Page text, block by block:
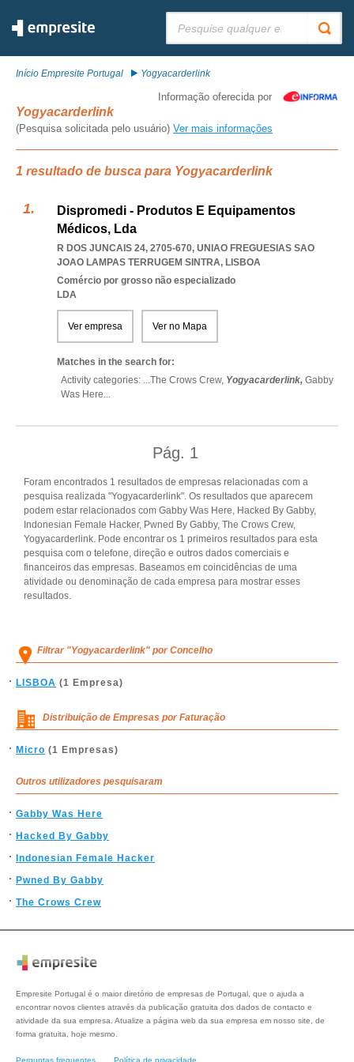
Início Empresite Portugal Yogyacarderlink
Informação oferecida por
Yogyacarderlink
(Pesquisa solicitada pelo usuário) Ver mais informações
1 resultado de busca para Yogyacarderlink
Dispromedi - Produtos E Equipamentos
Médicos, Lda
R DOS JUNCAIS 24, 2705-670, UNIAO FREGUESIAS SAO
JOAO LAMPAS TERRUGEM SINTRA, LISBOA
Comércio por grosso não especializado
LDA
Ver empresa Ver no Mapa
Matches in the search for:
Activity categories: ...The Crows Crew, Yogyacarderlink, Gabby
Was Here...
Pág. 1
Foram encontrados 1 resultados de empresas relacionadas com a
pesquisa realizada "Yogyacarderlink". Os resultados que aparecem
podem estar relacionados com Gabby Was Here, Hacked By Gabby,
Indonesian Female Hacker, Pwned By Gabby, The Crows Crew,
Yogyacarderlink. Pode encontrar os 1 primeiros resultados para esta
pesquisa com o telefone, direção e outros dados comerciais e
financeiros das empresas. Baseamos em coincidências de uma
atividade ou denominação de cada empresa para mostrar esses
resultados.
Filtrar "Yogyacarderlink" por Concelho
LISBOA (1 Empresa)
Distribuição de Empresas por Faturação
Micro (1 Empresas)
Outros utilizadores pesquisaram
Gabby Was Here
Hacked By Gabby
Indonesian Female Hacker
Pwned By Gabby
The Crows Crew
Empresite Portugal é o maior diretório de empresas de Portugal, que o ajuda a
encontrar novos clientes através da publicação gratuita dos dados de contacto e
atividade da sua empresa. Atualize a página web da sua empresa em nosso site, de
forma gratuita, hoje mesmo.